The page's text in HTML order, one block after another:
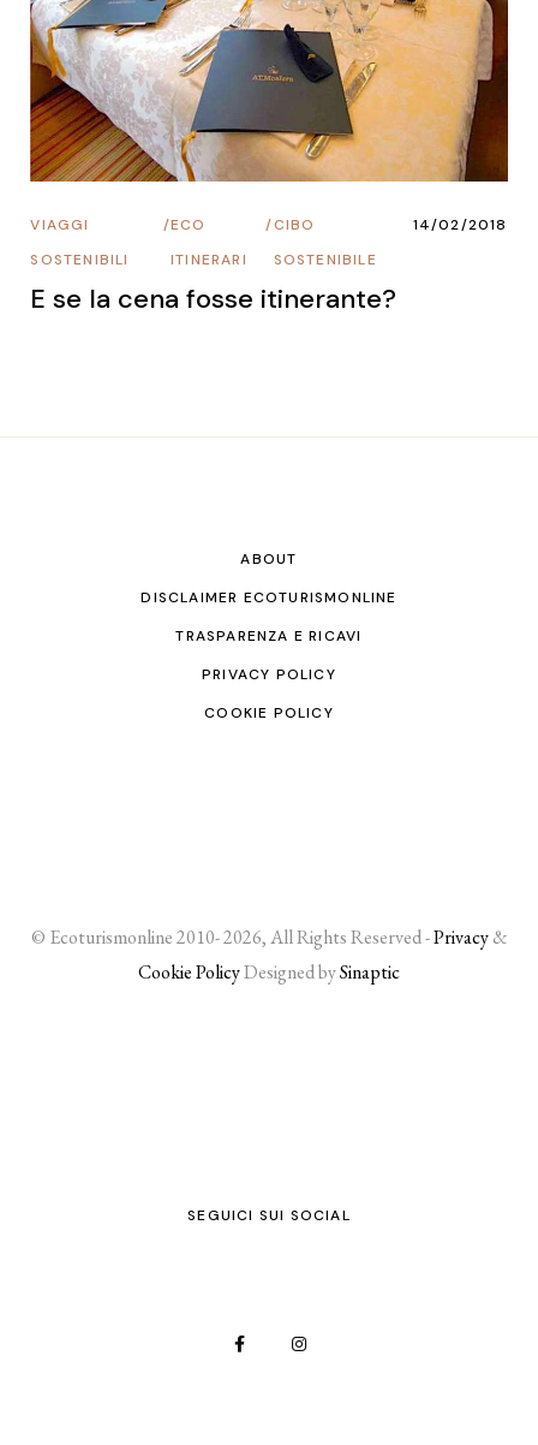
CIBO
SOSTENIBILE
/
ECO
ITINERARI
/
VIAGGI
SOSTENIBILI
14/02/2018
E se la cena fosse itinerante?
ABOUT
DISCLAIMER ECOTURISMONLINE
TRASPARENZA E RICAVI
PRIVACY POLICY
COOKIE POLICY
© Ecoturismonline 2010- 2026, All Rights Reserved -Privacy&
Cookie PolicyDesigned bySinaptic
SEGUICI SUI SOCIAL